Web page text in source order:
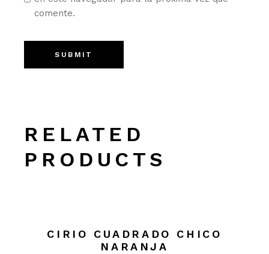
comente.
SUBMIT
RELATED
PRODUCTS
CIRIO CUADRADO CHICO
NARANJA